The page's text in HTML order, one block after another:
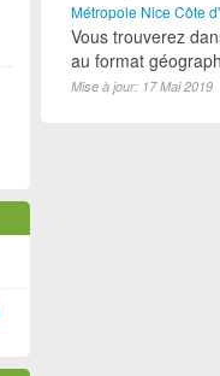
Métropole Nice Côte
Vous trouverez
au format
Mise à jour: 17 Mai 2019